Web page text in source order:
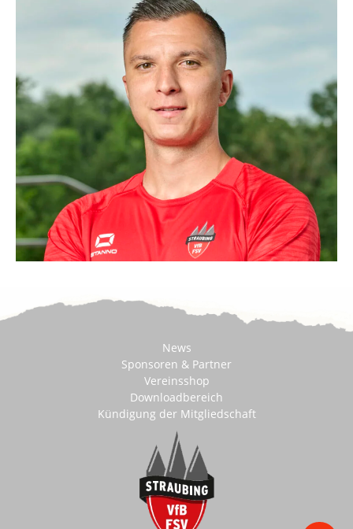
News
Sponsoren & Partner
Vereinsshop
Downloadbereich
Kündigung der Mitgliedschaft